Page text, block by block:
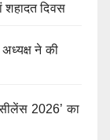
शहादत दिवस
ने की
2026’ का